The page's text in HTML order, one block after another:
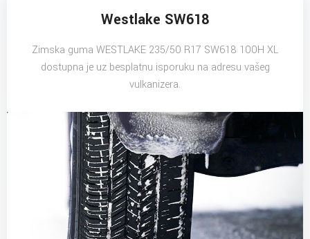
Westlake SW618
Zimska guma WESTLAKE 235/50 R17 SW618 100H XL
dostupna je uz besplatnu isporuku na adresu vašeg
vulkanizera.